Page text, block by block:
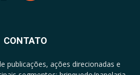
CONTATO
publicações, ações direcionadas e